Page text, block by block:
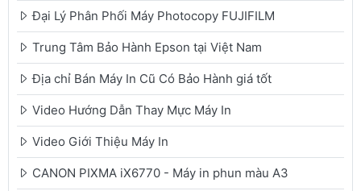
Đại Lý Phân Phối Máy Photocopy FUJIFILM
Trung Tâm Bảo Hành Epson tại Việt Nam
Địa chỉ Bán Máy In Cũ Có Bảo Hành giá tốt
Video Hướng Dẫn Thay Mực Máy In
Video Giới Thiệu Máy In
CANON PIXMA iX6770 - Máy in phun màu A3